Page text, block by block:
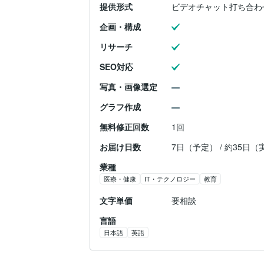
提供形式
ビデオチャット打ち合
企画・構成
リサーチ
SEO対応
写真・画像選定
グラフ作成
無料修正回数
1回
お届け日数
7日（予定） / 約35日（
業種
医療・健康 IT・テクノロジー 教育
文字単価
要相談
言語
日本語 英語